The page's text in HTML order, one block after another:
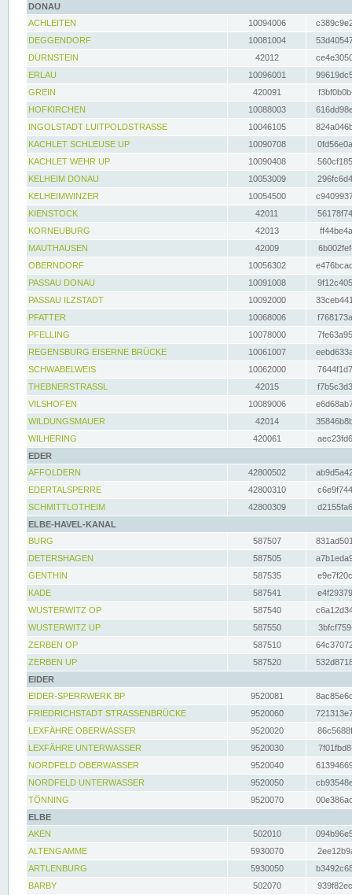
DONAU
ACHLEITEN
10094006
DEGGENDORF
10081004
DÜRNSTEIN
42012
ERLAU
10096001
GREIN
420091
HOFKIRCHEN
10088003
INGOLSTADT LUITPOLDSTRASSE
10046105
KACHLET SCHLEUSE UP
10090708
KACHLET WEHR UP
10090408
KELHEIM DONAU
10053009
KELHEIMWINZER
10054500
KIENSTOCK
42011
KORNEUBURG
42013
MAUTHAUSEN
42009
OBERNDORF
10056302
PASSAU DONAU
10091008
PASSAU ILZSTADT
10092000
PFATTER
10068006
PFELLING
10078000
REGENSBURG EISERNE BRÜCKE
10061007
SCHWABELWEIS
10062000
THEBNERSTRASSL
42015
VILSHOFEN
10089006
WILDUNGSMAUER
42014
WILHERING
420061
EDER
AFFOLDERN
42800502
EDERTALSPERRE
42800310
SCHMITTLOTHEIM
42800309
ELBE-HAVEL-KANAL
BURG
587507
DETERSHAGEN
587505
GENTHIN
587535
KADE
587541
WUSTERWITZ OP
587540
WUSTERWITZ UP
587550
ZERBEN OP
587510
ZERBEN UP
587520
EIDER
EIDER-SPERRWERK BP
9520081
FRIEDRICHSTADT STRASSENBRÜCKE
9520060
LEXFÄHRE OBERWASSER
9520020
LEXFÄHRE UNTERWASSER
9520030
NORDFELD OBERWASSER
9520040
NORDFELD UNTERWASSER
9520050
TÖNNING
9520070
ELBE
AKEN
502010
ALTENGAMME
5930070
ARTLENBURG
5930050
BARBY
502070